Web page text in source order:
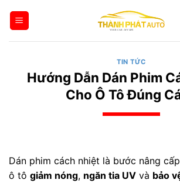
qua
TIN TỨC
Hướng Dẫn Dán Phim
Cho Ô Tô Đúng
Dán phim cách nhiệt là bước nâng
ô tô giảm nóng, ngăn tia UV và bảo